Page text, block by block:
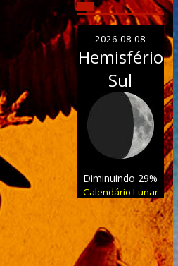
2026-08-08
Hemisfério
Sul
Diminuindo 29%
Calendário Lunar